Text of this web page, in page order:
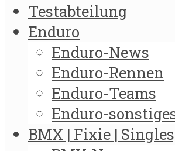
Testabteilung
Enduro
Enduro-News
Enduro-Rennen
Enduro-Teams
Enduro-
BMX | Fixie |